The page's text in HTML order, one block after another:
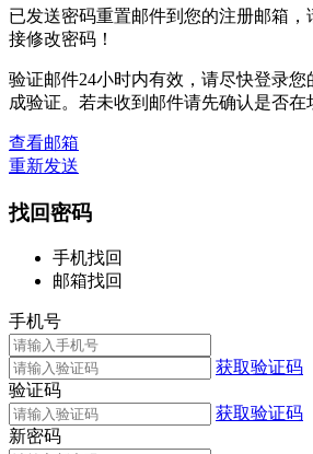
已发送密码重置邮件到您的注册邮箱
接修改密码！
验证邮件24小时内有效，请尽快登录
成验证。若未收到邮件请先确认是否在
查看邮箱
重新发送
找回密码
手机找回
邮箱找回
手机号
获取验证码
验证码
获取验证码
新密码